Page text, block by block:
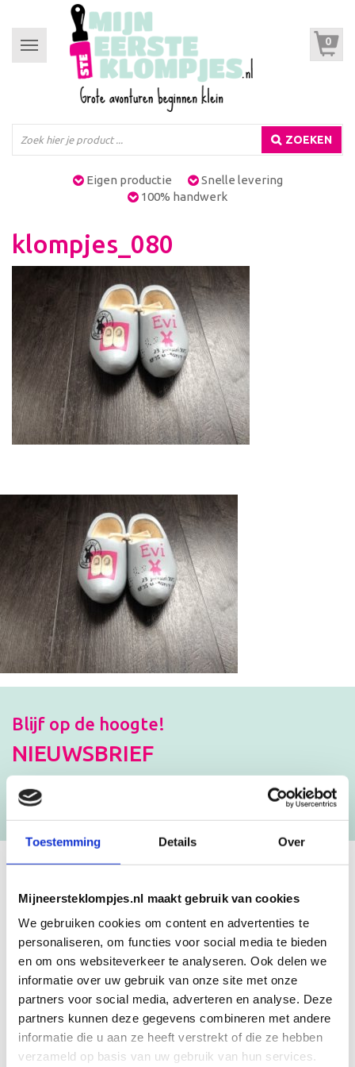
Toestemming Details Over
Mijneersteklompjes.nl maakt gebruik van cookies
We gebruiken cookies om content en advertenties te
personaliseren, om functies voor social media te bieden
en om ons websiteverkeer te analyseren. Ook delen we
informatie over uw gebruik van onze site met onze
partners voor social media, adverteren en analyse. Deze
partners kunnen deze gegevens combineren met andere
informatie die u aan ze heeft verstrekt of die ze hebben
verzameld op basis van uw gebruik van hun services.
Toggle
navigation
0
ZOEKEN
Eigen productie
Snelle levering
100% handwerk
klompjes_080
Blijf op de hoogte!
NIEUWSBRIEF
[mc4wp_form id=”3182″]
GEBOORTEKLOMPJES EN
KRAAMCADEAU MET NAAM
Unieke geboorteklompjes
Mijneersteklompjes.nl heeft al meer dan 15 jaar ervaring met het
schilderen van klompjes. Velen wisten de weg naar ons bedrijf al te
vinden en ontdekten onze leuke geboorteklompjes. Onze
geboorteklompjes bestel je gemakkelijk online. We beschilderen
de geboorteklompjes met de hand en indien gewenst in de stijl van